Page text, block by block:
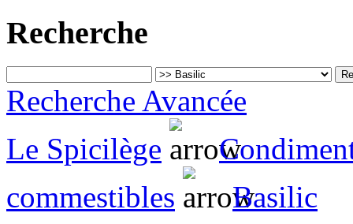
Recherche
Recherche Avancée
Le Spicilège
commestibles
Basilic